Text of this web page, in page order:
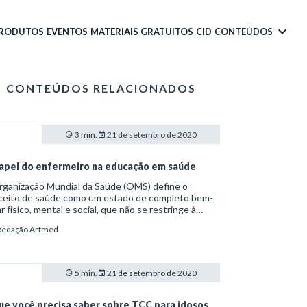
EVENTOS MATERIAIS GRATUITOS CID CONTEÚDOS
CONTEÚDOS RELACIONADOS
3 min. 21 de setembro de 2020
do enfermeiro na educação em saúde
Mundial da Saúde (OMS) define o
de saúde como um estado de completo bem-
físico, mental e social, que não se restringe à
como os processos formativos que se
da Educação Nacional (L9.394/96). Uma das
do enfermeiro, conforme o Conselho Federal
duas atribuições. O profissional de enfermagem é
Artmed
5 min. 21 de setembro de 2020
você precisa saber sobre TCC para idosos